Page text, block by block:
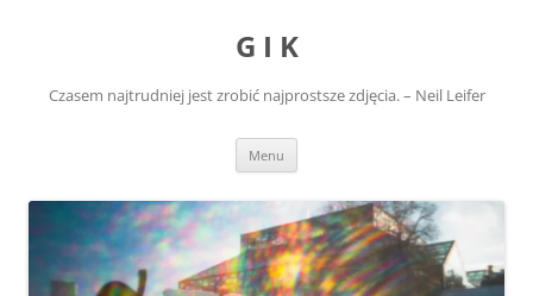
G I K
Czasem najtrudniej jest zrobić najprostsze zdjęcia. – Neil Leifer
Menu